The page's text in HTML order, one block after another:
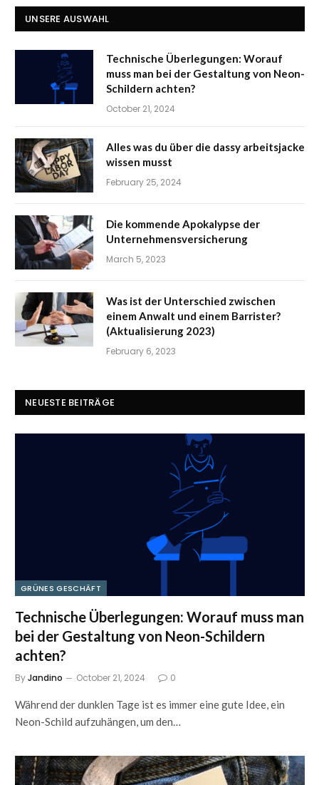
UNSERE AUSWAHL
Technische Überlegungen: Worauf
muss man bei der Gestaltung von Neon-
Schildern achten?
October 21, 2024
Alles was du über die dassy arbeitsjacke
wissen musst
February 25, 2024
Die kommende Apokalypse der
Unternehmensversicherung
March 5, 2023
Was ist der Unterschied zwischen
einem Anwalt und einem Barrister?
(Aktualisierung 2023)
February 6, 2023
NEUESTE BEITRÄGE
GRÜNES GESCHÄFT
Technische Überlegungen: Worauf muss man
bei der Gestaltung von Neon-Schildern
achten?
ByJandino October 21, 2024 0
Während der dunklen Tage ist es immer eine gute Idee, ein
Neon-Schild aufzuhängen, um den…